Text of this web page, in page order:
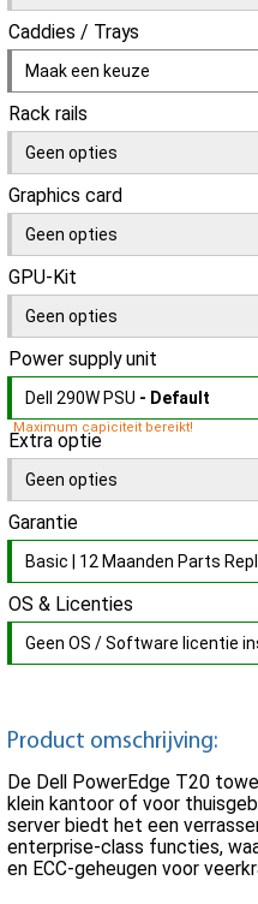
Caddies / Trays
Maak een keuze
Rack rails
Geen opties
Graphics card
Geen opties
GPU-Kit
Geen opties
Power supply unit
Dell 290W PSU - Default
Maximum capiciteit bereikt!
Extra optie
Geen opties
Garantie
Basic | 12 Maanden Parts
OS & Licenties
Geen OS / Software licentie
Product omschrijving:
De Dell PowerEdge T20
klein kantoor of voor
server biedt het een
enterprise-class functies,
en ECC-geheugen voor